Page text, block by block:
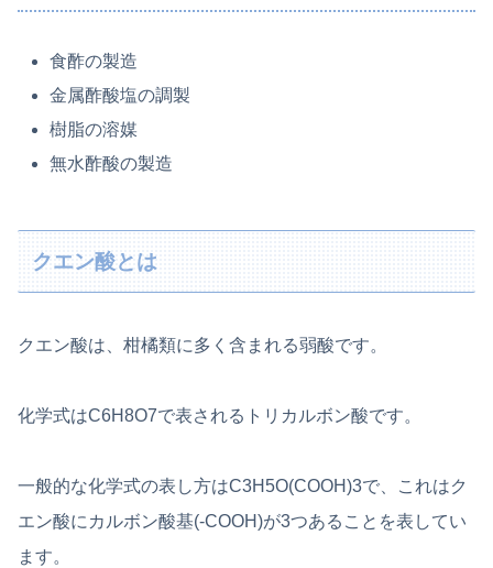
食酢の製造
金属酢酸塩の調製
樹脂の溶媒
無水酢酸の製造
クエン酸とは
クエン酸は、柑橘類に多く含まれる弱酸です。
化学式はC6H8O7で表されるトリカルボン酸です。
一般的な化学式の表し方はC3H5O(COOH)3で、これはク
エン酸にカルボン酸基(-COOH)が3つあることを表してい
ます。